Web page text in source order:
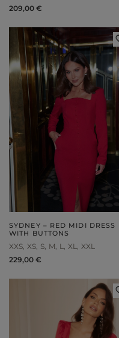
209,00 €
SYDNEY – RED MIDI DRESS
WITH BUTTONS
XXS XS S M L XL XXL
229,00 €